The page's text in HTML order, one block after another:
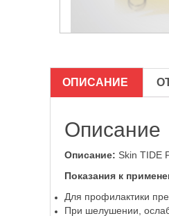
ОПИСАНИЕ
Описание
Описание: Skin TIDE
Показания к
Для профилактики
При шелушении,